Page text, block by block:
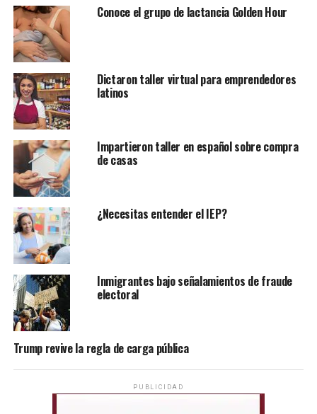
Conoce el grupo de lactancia Golden Hour
Dictaron taller virtual para emprendedores
latinos
Impartieron taller en español sobre compra
de casas
¿Necesitas entender el IEP?
Inmigrantes bajo señalamientos de fraude
electoral
Trump revive la regla de carga pública
PUBLICIDAD